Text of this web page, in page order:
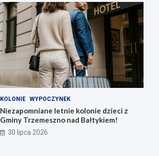
KOLONIE WYPOCZYNEK
Niezapomniane letnie kolonie dzieci z
Gminy Trzemeszno nad Bałtykiem!
30 lipca 2026